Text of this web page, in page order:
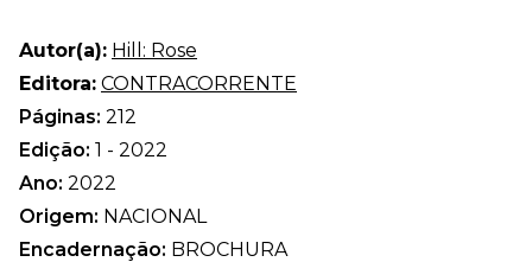
Autor(a): Hill: Rose
Editora: CONTRACORRENTE
Páginas: 212
Edição: 1 - 2022
Ano: 2022
Origem: NACIONAL
Encadernação: BROCHURA